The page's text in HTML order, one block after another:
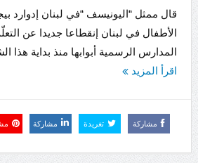
قال ممثل “اليونيسف “في لبنان إدوارد
الأطفال في لبنان إنقطاعا جديدا عن
المدارس الرسمية أبوابها منذ بداية هذا
اقرأ المزيد
مشاركة تغريدة مشاركة